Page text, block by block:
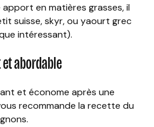
en matières grasses, il
suisse, skyr, ou yaourt grec
intéressant).
abordable
et économe après une
recommande la recette du